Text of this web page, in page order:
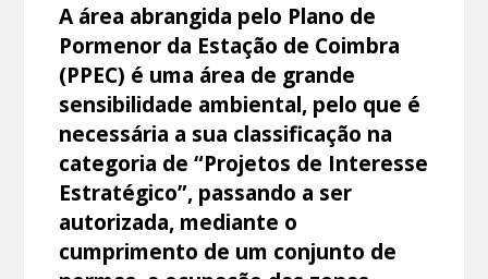
A área abrangida pelo Plano de
Pormenor da Estação de Coimbra
(PPEC) é uma área de grande
sensibilidade ambiental, pelo que é
necessária a sua classificação na
categoria de “Projetos de Interesse
Estratégico”, passando a ser
autorizada, mediante o
cumprimento de um conjunto de